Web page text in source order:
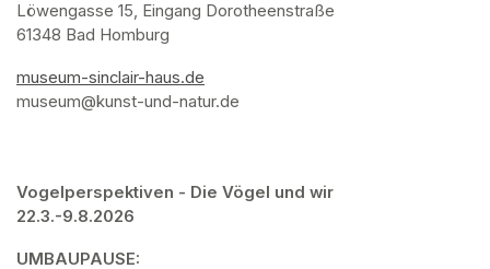
Löwengasse 15, Eingang Dorotheenstraße
61348 Bad Homburg
museum-sinclair-haus.de
museum@kunst-und-natur.de
Vogelperspektiven - Die Vögel und wir
22.3.-9.8.2026
UMBAUPAUSE: